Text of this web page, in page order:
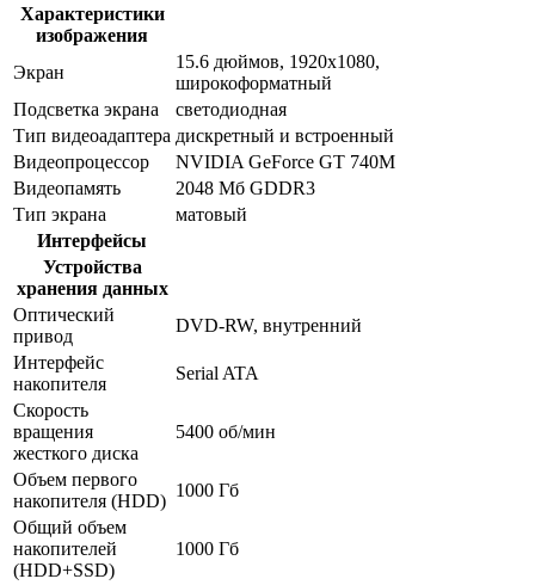
Характеристики
изображения
Экран
15.6 дюймов, 1920x1080,
широкоформатный
Подсветка экрана
светодиодная
Тип видеоадаптера дискретный и встроенный
Видеопроцессор
NVIDIA GeForce GT 740M
Видеопамять
2048 Мб GDDR3
Тип экрана
матовый
Интерфейсы
Устройства
хранения данных
Оптический
привод
DVD-RW, внутренний
Интерфейс
накопителя
Serial ATA
Скорость
вращения
жесткого диска
5400 об/мин
Объем первого
накопителя (HDD)
1000 Гб
Общий объем
накопителей
(HDD+SSD)
1000 Гб